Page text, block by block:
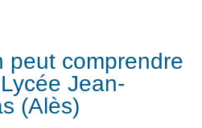
peut comprendre
Jean-
(Alès)